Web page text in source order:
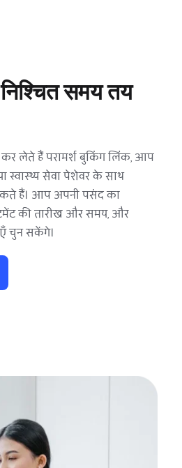
समय तय
लेते हैं परामर्श बुकिंग लिंक, आप
स्वास्थ्य सेवा पेशेवर के साथ
हैं। आप अपनी पसंद का
की तारीख और समय, और
चुन सकेंगे।